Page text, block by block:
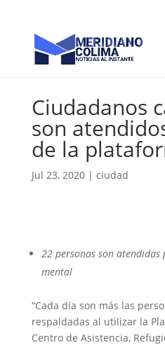
Ciudadanos
son
de la
Jul 23, 2020| ciudad
22 personas son
mental
“Cada día son más las
respaldadas al utilizar la
Centro de Asistencia,